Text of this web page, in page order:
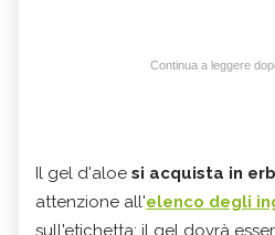
Continua a leggere
Il gel d'aloe si acquista in
attenzione all'elenco degli
sull'etichetta: il gel dovrà